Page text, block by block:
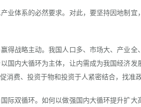
体系的必然要求。对此，要坚持因地制宜
战略主动。我国人口多、市场大、产业全
国内大循环为主体，让内需成为我国经济
消费、投资于物和投资于人紧密结合，找准
双循环。如何以做强国内大循环提升扩大